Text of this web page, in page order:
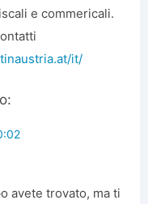
e commericali.
it/
avete trovato, ma ti